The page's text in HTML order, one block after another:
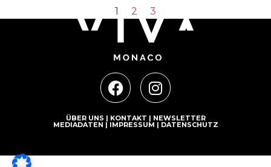
1 2 3
ÜBER UNS | KONTAKT | NEWSLETTER
MEDIADATEN | IMPRESSUM | DATENSCHUTZ